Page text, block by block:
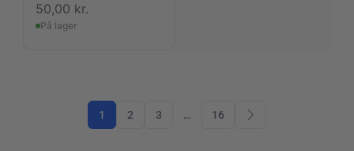
50,00 kr.
På lager
1 2 3 … 16